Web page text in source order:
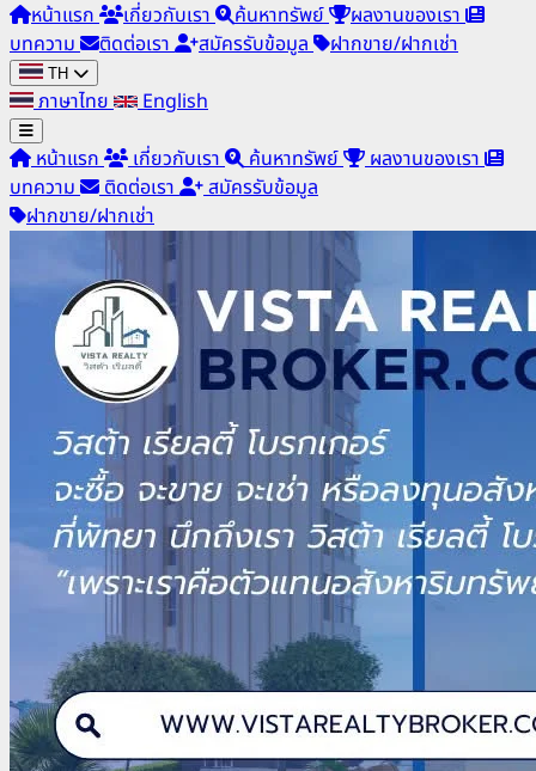
หน้าแรก เกี่ยวกับเรา ค้นหาทรัพย์
ผลงานของเรา
บทความ
ติดต่อเรา สมัครรับข้อมูล ฝากขาย/ฝากเช่า
TH
ภาษาไทย
English
หน้าแรก
เกี่ยวกับเรา ค้นหาทรัพย์
ผลงานของเรา
บทความ
ติดต่อเรา
สมัครรับข้อมูล
ฝากขาย/ฝากเช่า